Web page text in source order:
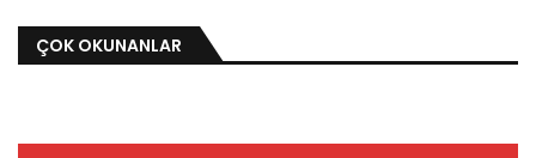
ÇOK OKUNANLAR